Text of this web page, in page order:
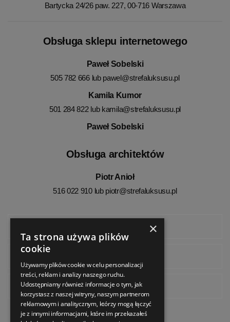
Bartycka 24/26 paw. 227, 00-716 Warszawa
Obsługa sklepu internetowego
Paweł Sobelski
505 782 666 lub pawel@strefaluksusu.pl
Kamila Kumor
501 284 822 lub kamila@strefaluksusu.pl
Paweł Sobelski
Obsługa architektów
Piotr Anioł
516 022 910 lub piotr@strefaluksusu.pl
Pinterest
×
Ta strona używa plików
cookie
Używamy plików cookie w celu personalizacji
treści, reklam i analizy naszego ruchu.
Udostępniamy również informacje o tym, jak
korzystasz z naszej witryny, naszym partnerom
reklamowym i analitycznym, którzy mogą łączyć
je z innymi informacjami, które im przekazałeś